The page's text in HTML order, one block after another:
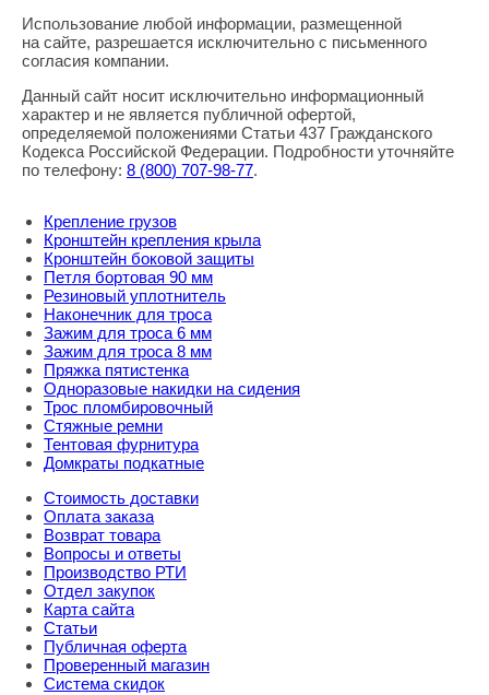
Правовая информация
Использование любой информации, размещенной
на сайте, разрешается исключительно с письменного
согласия компании.
Данный сайт носит исключительно информационный
характер и не является публичной офертой,
определяемой положениями Статьи 437 Гражданского
Кодекса Российской Федерации. Подробности уточняйте
по телефону: 8 (800) 707-98-77.
Крепление грузов
Кронштейн крепления крыла
Кронштейн боковой защиты
Петля бортовая 90 мм
Резиновый уплотнитель
Наконечник для троса
Зажим для троса 6 мм
Зажим для троса 8 мм
Пряжка пятистенка
Одноразовые накидки на сидения
Трос пломбировочный
Стяжные ремни
Тентовая фурнитура
Домкраты подкатные
Стоимость доставки
Оплата заказа
Возврат товара
Вопросы и ответы
Производство РТИ
Отдел закупок
Карта сайта
Статьи
Публичная оферта
Проверенный магазин
Система скидок